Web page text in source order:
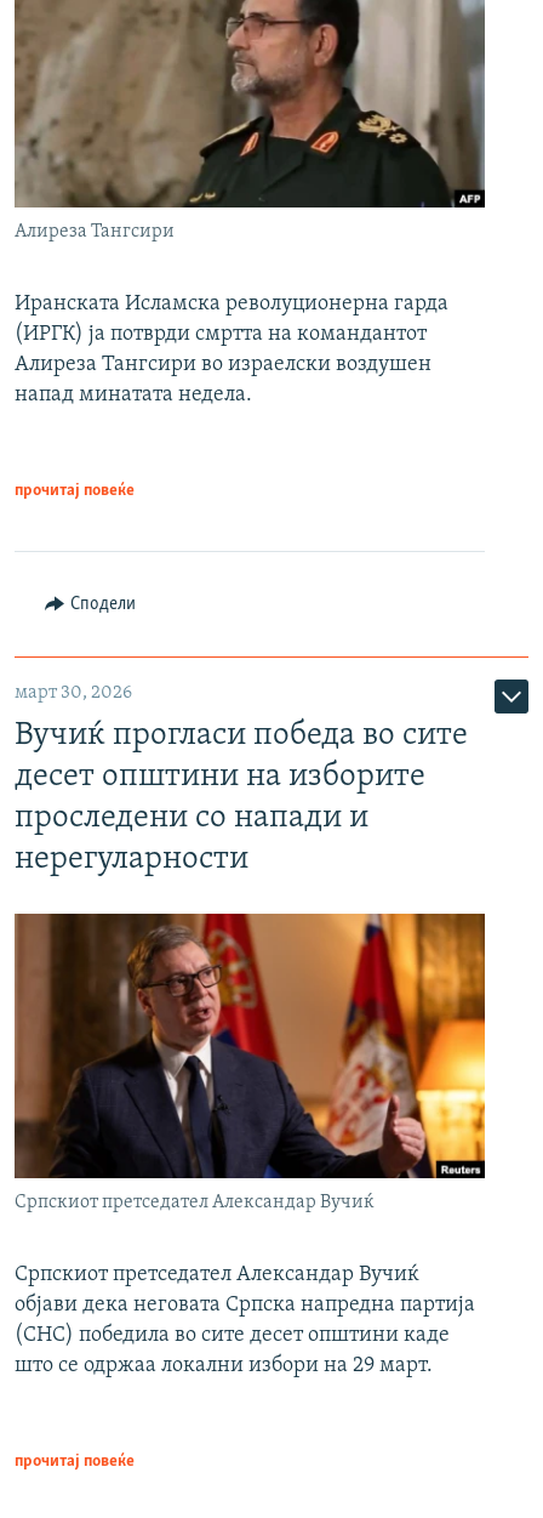
Алиреза Тангсири
Иранската Исламска револуционерна гарда
(ИРГК) ја потврди смртта на командантот
Алиреза Тангсири во израелски воздушен
напад минатата недела.
прочитај повеќе
Сподели
март 30, 2026
Вучиќ прогласи победа во сите
десет општини на изборите
проследени со напади и
нерегуларности
Српскиот претседател Александар Вучиќ
Српскиот претседател Александар Вучиќ
објави дека неговата Српска напредна партија
(СНС) победила во сите десет општини каде
што се одржаа локални избори на 29 март.
прочитај повеќе